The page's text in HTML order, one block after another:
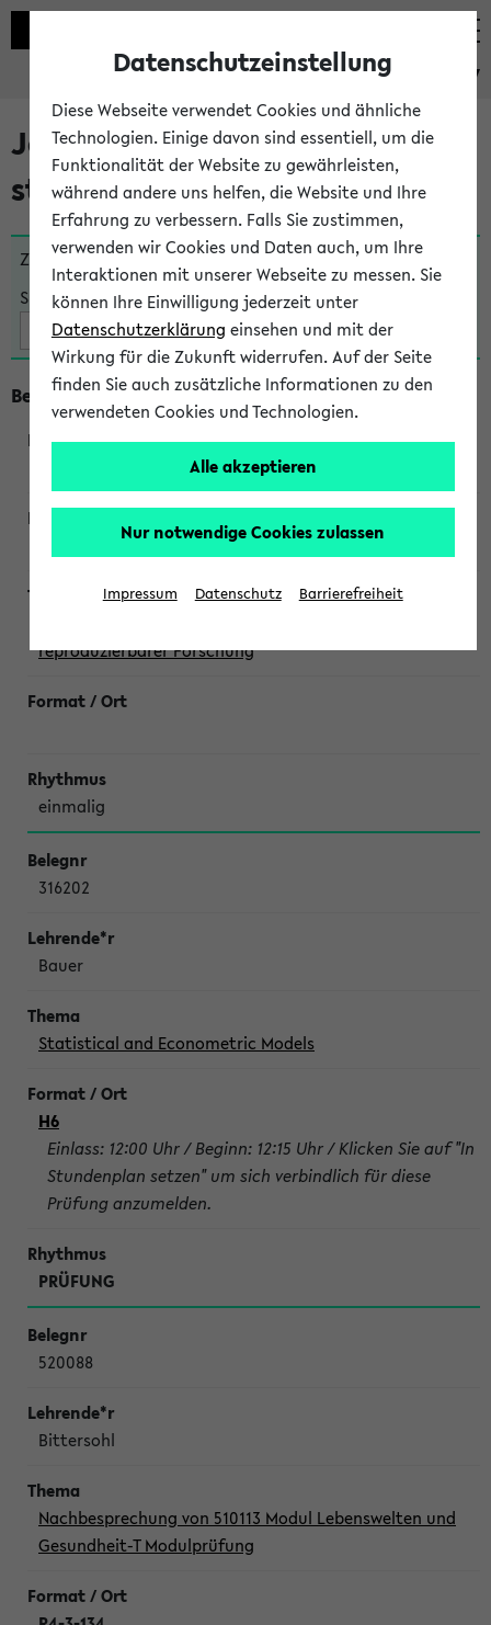
eKVV
Jetzt und in Kürze
stattfindende Veranstaltungen
Zu viele Veranstaltungen?Fakultät wählen
Suche:
Beginn um 12 Uhr
Katja Politt
reproduzierbarer Forschung
einmalig
316202
Bauer
Statistical and Econometric Models
H6
Einlass: 12:00 Uhr / Beginn: 12:15 Uhr / Klicken Sie auf "In
Stundenplan setzen" um sich verbindlich für diese
Prüfung anzumelden.
PRÜFUNG
520088
Bittersohl
Nachbesprechung von 510113 Modul Lebenswelten und
Gesundheit-T Modulprüfung
Datenschutzeinstellung
Diese Webseite verwendet Cookies und ähnliche
Technologien. Einige davon sind essentiell, um die
Funktionalität der Website zu gewährleisten,
während andere uns helfen, die Website und Ihre
Erfahrung zu verbessern. Falls Sie zustimmen,
verwenden wir Cookies und Daten auch, um Ihre
Interaktionen mit unserer Webseite zu messen. Sie
können Ihre Einwilligung jederzeit unter
Datenschutzerklärung einsehen und mit der
Wirkung für die Zukunft widerrufen. Auf der Seite
finden Sie auch zusätzliche Informationen zu den
verwendeten Cookies und Technologien.
Alle akzeptieren
Nur notwendige Cookies zulassen
Impressum Datenschutz Barrierefreiheit